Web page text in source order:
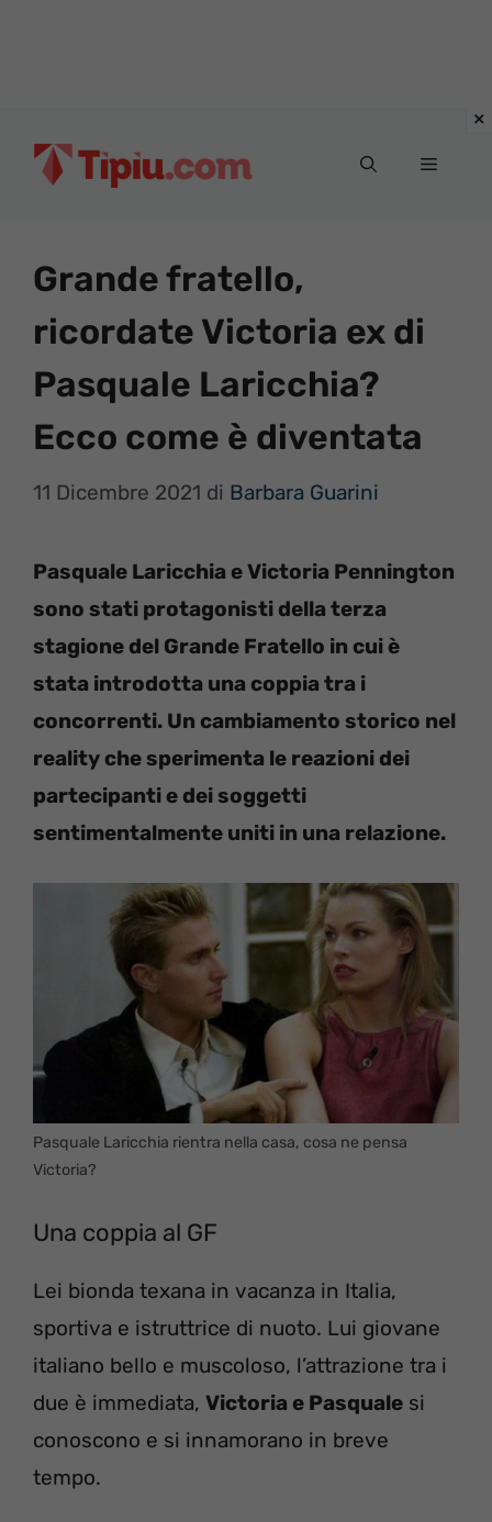
Menu
Grande fratello,
ricordate Victoria ex di
Pasquale Laricchia?
Ecco come è diventata
11 Dicembre 2021 di Barbara Guarini
Pasquale Laricchia e Victoria Pennington
sono stati protagonisti della terza
stagione del Grande Fratello in cui è
stata introdotta una coppia tra i
concorrenti. Un cambiamento storico nel
reality che sperimenta le reazioni dei
partecipanti e dei soggetti
sentimentalmente uniti in una relazione.
Pasquale Laricchia rientra nella casa, cosa ne pensa
Victoria?
Una coppia al GF
Lei bionda texana in vacanza in Italia,
sportiva e istruttrice di nuoto. Lui giovane
italiano bello e muscoloso, l’attrazione tra i
due è immediata, Victoria e Pasquale si
conoscono e si innamorano in breve
tempo.